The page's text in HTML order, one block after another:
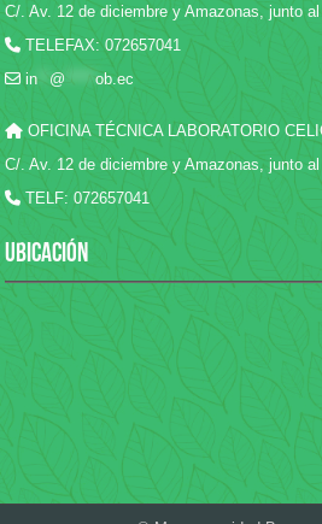
C/. Av. 12 de diciembre y Amazonas, junto
TELEFAX: 072657041
in
@ *****ob.ec
OFICINA TÉCNICA LABORATORIO
C/. Av. 12 de diciembre y Amazonas, junto
TELF: 072657041
UBICACIÓN